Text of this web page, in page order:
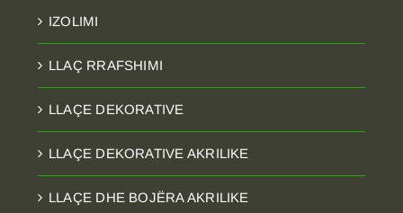
IZOLIMI
LLAÇ RRAFSHIMI
LLAÇE DEKORATIVE
LLAÇE DEKORATIVE AKRILIKE
LLAÇE DHE BOJËRA AKRILIKE